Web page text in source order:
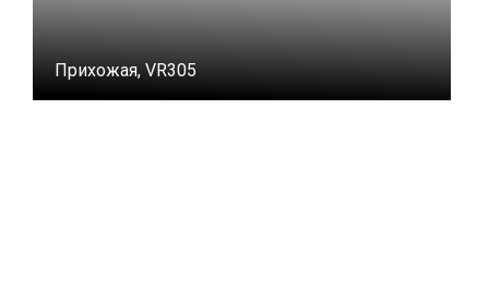
Прихожая, VR305